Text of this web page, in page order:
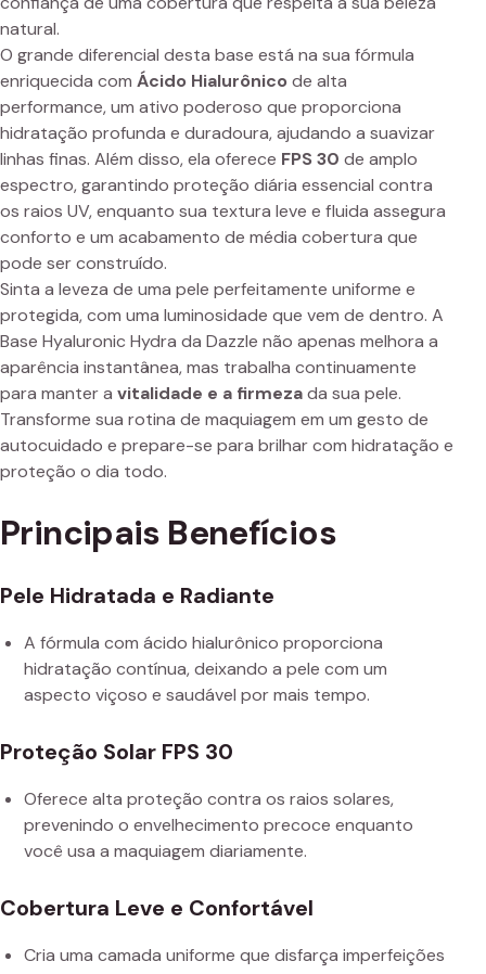
natural.
O grande diferencial desta base está na sua fórmula
enriquecida com Ácido Hialurônico de alta
performance, um ativo poderoso que proporciona
hidratação profunda e duradoura, ajudando a suavizar
linhas finas. Além disso, ela oferece FPS 30 de amplo
espectro, garantindo proteção diária essencial contra
os raios UV, enquanto sua textura leve e fluida assegura
conforto e um acabamento de média cobertura que
pode ser construído.
Sinta a leveza de uma pele perfeitamente uniforme e
protegida, com uma luminosidade que vem de dentro. A
Base Hyaluronic Hydra da Dazzle não apenas melhora a
aparência instantânea, mas trabalha continuamente
para manter a vitalidade e a firmezada sua pele.
Transforme sua rotina de maquiagem em um gesto de
autocuidado e prepare-se para brilhar com hidratação e
proteção o dia todo.
Principais Benefícios
Pele Hidratada e Radiante
A fórmula com ácido hialurônico proporciona
hidratação contínua, deixando a pele com um
aspecto viçoso e saudável por mais tempo.
Proteção Solar FPS 30
Oferece alta proteção contra os raios solares,
prevenindo o envelhecimento precoce enquanto
você usa a maquiagem diariamente.
Cobertura Leve e Confortável
Cria uma camada uniforme que disfarça imperfeições